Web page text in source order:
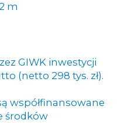
m
GIWK inwestycji
(netto 298 tys. zł).
współfinansowane
środków